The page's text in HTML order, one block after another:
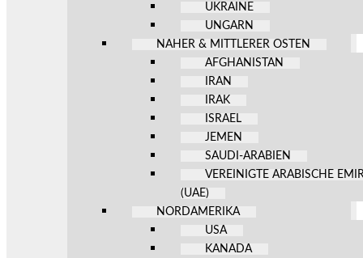
UKRAINE
UNGARN
NAHER & MITTLERER OSTEN
AFGHANISTAN
IRAN
IRAK
ISRAEL
JEMEN
SAUDI-ARABIEN
VEREINIGTE ARABISCHE
(UAE)
NORDAMERIKA
USA
KANADA